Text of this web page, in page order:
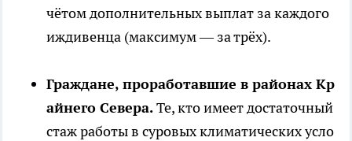
чётом дополнительных выплат за каждого
иждивенца (максимум — за трёх).
Граждане, проработавшие в районах Кр
айнего Севера.Те, кто имеет достаточный
стаж работы в суровых климатических усло